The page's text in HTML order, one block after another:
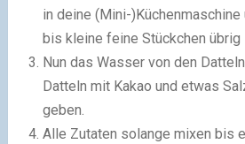
in deine (Mini-
bis kleine feine Stückchen übrig
Nun das Wasser von den
Datteln mit Kakao und etwas
geben.
Alle Zutaten solange mixen bis